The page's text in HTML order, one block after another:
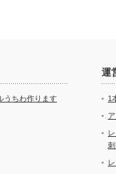
うちわ作ります
運
1